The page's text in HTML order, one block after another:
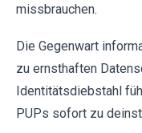
missbrauchen.
Die Gegenwart
zu ernsthaften
Identitätsdiebstahl
PUPs sofort zu